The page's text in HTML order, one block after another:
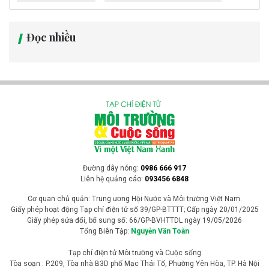
Đọc nhiều
Đường dây nóng: 0986 666 917
Liên hệ quảng cáo: 093456 6848
Cơ quan chủ quản: Trung ương Hội Nước và Môi trường Việt Nam.
Giấy phép hoạt động Tạp chí điện tử số 39/GP-BTTTT; Cấp ngày 20/01/2025
Giấy phép sửa đổi, bổ sung số: 66/GP-BVHTTDL ngày 19/05/2026
Tổng Biên Tập: Nguyễn Văn Toàn
Tạp chí điện tử Môi trường và Cuộc sống
Tòa soạn : P.209, Tòa nhà B3D phố Mạc Thái Tổ, Phường Yên Hòa, TP. Hà Nội